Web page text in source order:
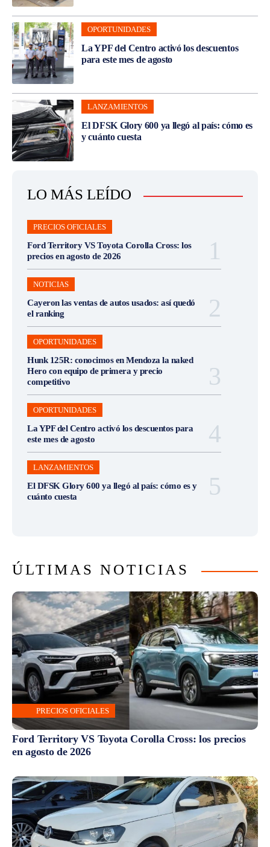
OPORTUNIDADES
La YPF del Centro activó los descuentos
para este mes de agosto
LANZAMIENTOS
El DFSK Glory 600 ya llegó al país: cómo es
y cuánto cuesta
LO MÁS LEÍDO
PRECIOS OFICIALES
Ford Territory VS Toyota Corolla Cross: los
precios en agosto de 2026
NOTICIAS
Cayeron las ventas de autos usados: así quedó
el ranking
OPORTUNIDADES
Hunk 125R: conocimos en Mendoza la naked
Hero con equipo de primera y precio
competitivo
OPORTUNIDADES
La YPF del Centro activó los descuentos para
este mes de agosto
LANZAMIENTOS
El DFSK Glory 600 ya llegó al país: cómo es y
cuánto cuesta
ÚLTIMAS NOTICIAS
PRECIOS OFICIALES
Ford Territory VS Toyota Corolla Cross: los precios
en agosto de 2026